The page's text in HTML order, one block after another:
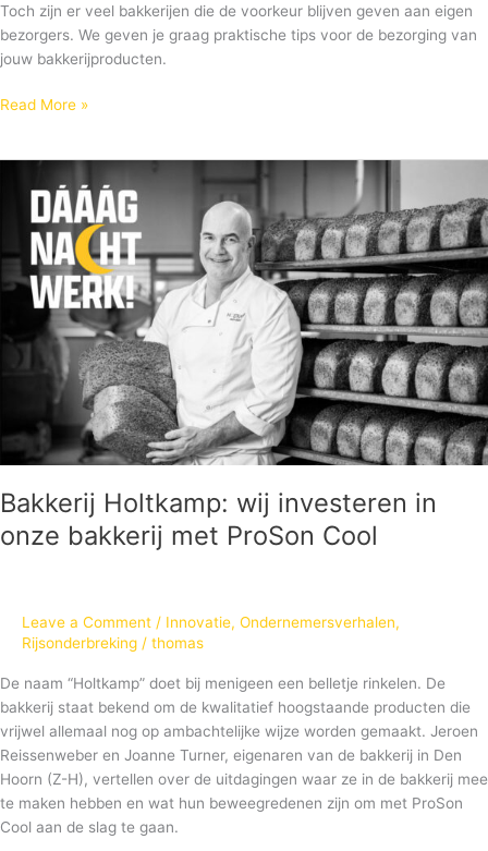
Toch zijn er veel bakkerijen die de voorkeur blijven geven aan eigen
bezorgers. We geven je graag praktische tips voor de bezorging van
jouw bakkerijproducten.
Read More »
Bakkerij Holtkamp: wij investeren in
onze bakkerij met ProSon Cool
Leave a Comment / Innovatie, Ondernemersverhalen,
Rijsonderbreking / thomas
De naam “Holtkamp” doet bij menigeen een belletje rinkelen. De
bakkerij staat bekend om de kwalitatief hoogstaande producten die
vrijwel allemaal nog op ambachtelijke wijze worden gemaakt. Jeroen
Reissenweber en Joanne Turner, eigenaren van de bakkerij in Den
Hoorn (Z-H), vertellen over de uitdagingen waar ze in de bakkerij mee
te maken hebben en wat hun beweegredenen zijn om met ProSon
Cool aan de slag te gaan.
Holtkamp:
investeren
onze
bakkerij
met
ProSon